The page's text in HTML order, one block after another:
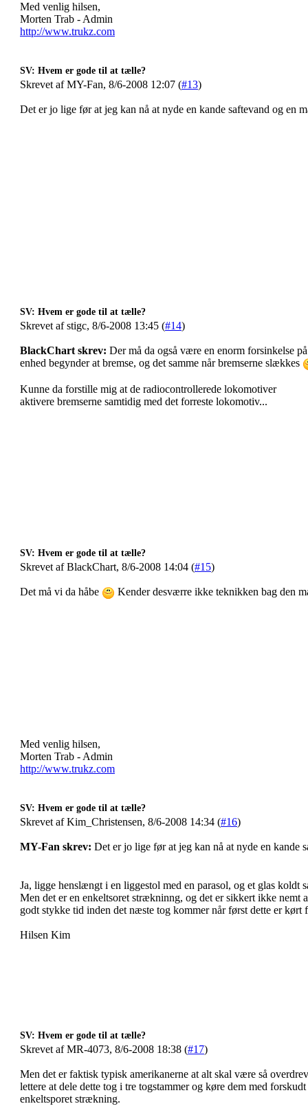
Med venlig hilsen,
Morten Trab - Admin
http://www.trukz.com
SV: Hvem er gode til at tælle?
Skrevet af MY-Fan, 8/6-2008 12:07 (#13)
Det er jo lige før at jeg kan nå at nyde en kande saftevand og en
SV: Hvem er gode til at tælle?
Skrevet af stigc, 8/6-2008 13:45 (#14)
BlackChart skrev: Der må da også være en enorm forsinkelse
enhed begynder at bremse, og det samme når bremserne slækkes
Kunne da forstille mig at de radiocontrollerede lokomotiver
aktivere bremserne samtidig med det forreste lokomotiv...
SV: Hvem er gode til at tælle?
Skrevet af BlackChart, 8/6-2008 14:04 (#15)
Det må vi da håbe Kender desværre ikke teknikken bag den
Med venlig hilsen,
Morten Trab - Admin
http://www.trukz.com
SV: Hvem er gode til at tælle?
Skrevet af Kim_Christensen, 8/6-2008 14:34 (#16)
MY-Fan skrev: Det er jo lige før at jeg kan nå at nyde en kande
Ja, ligge henslængt i en liggestol med en parasol, og et glas koldt
Men det er en enkeltsoret strækninng, og det er sikkert ikke nemt
godt stykke tid inden det næste tog kommer når først dette er kørt
Hilsen Kim
SV: Hvem er gode til at tælle?
Skrevet af MR-4073, 8/6-2008 18:38 (#17)
Men det er faktisk typisk amerikanerne at alt skal være så
lettere at dele dette tog i tre togstammer og køre dem med
enkeltsporet strækning.